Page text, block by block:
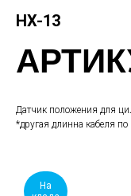
HX-13
Датчик положения для
*другая длинна кабеля по
На